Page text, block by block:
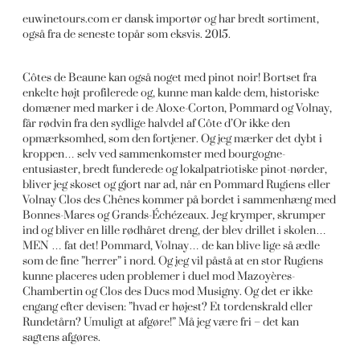
euwinetours.com er dansk importør og har bredt sortiment,
også fra de seneste topår som eksvis. 2015.
Côtes de Beaune kan også noget med pinot noir! Bortset fra
enkelte højt profilerede og, kunne man kalde dem, historiske
domæner med marker i de Aloxe-Corton, Pommard og Volnay,
får rødvin fra den sydlige halvdel af Côte d’Or ikke den
opmærksomhed, som den fortjener. Og jeg mærker det dybt i
kroppen… selv ved sammenkomster med bourgogne-
entusiaster, bredt funderede og lokalpatriotiske pinot-nørder,
bliver jeg skoset og gjort nar ad, når en Pommard Rugiens eller
Volnay Clos des Chênes kommer på bordet i sammenhæng med
Bonnes-Mares og Grands-Échézeaux. Jeg krymper, skrumper
ind og bliver en lille rødhåret dreng, der blev drillet i skolen…
MEN … fat det! Pommard, Volnay… de kan blive lige så ædle
som de fine ”herrer” i nord. Og jeg vil påstå at en stor Rugiens
kunne placeres uden problemer i duel mod Mazoyères-
Chambertin og Clos des Ducs mod Musigny. Og det er ikke
engang efter devisen: ”hvad er højest? Et tordenskrald eller
Rundetårn? Umuligt at afgøre!” Må jeg være fri – det kan
sagtens afgøres.